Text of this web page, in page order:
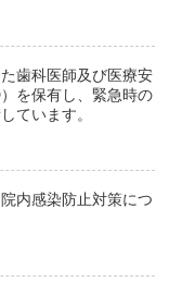
歯科医師及び医療安
を保有し、緊急時の
ています。
内感染防止対策につ